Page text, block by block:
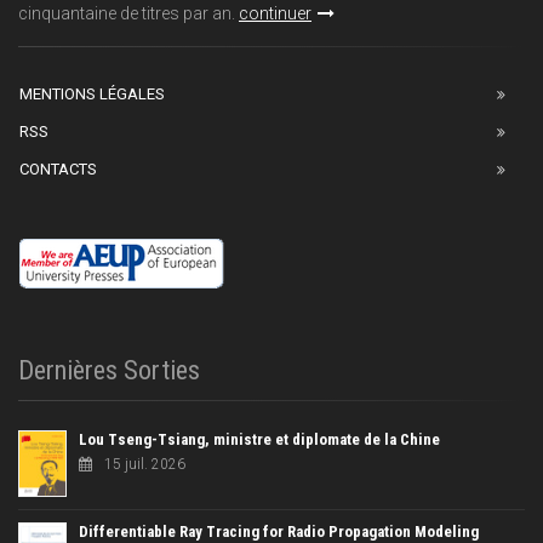
cinquantaine de titres par an. continuer
MENTIONS LÉGALES
RSS
CONTACTS
Dernières Sorties
Lou Tseng-Tsiang, ministre et diplomate de la Chine
15 juil. 2026
Differentiable Ray Tracing for Radio Propagation Modeling